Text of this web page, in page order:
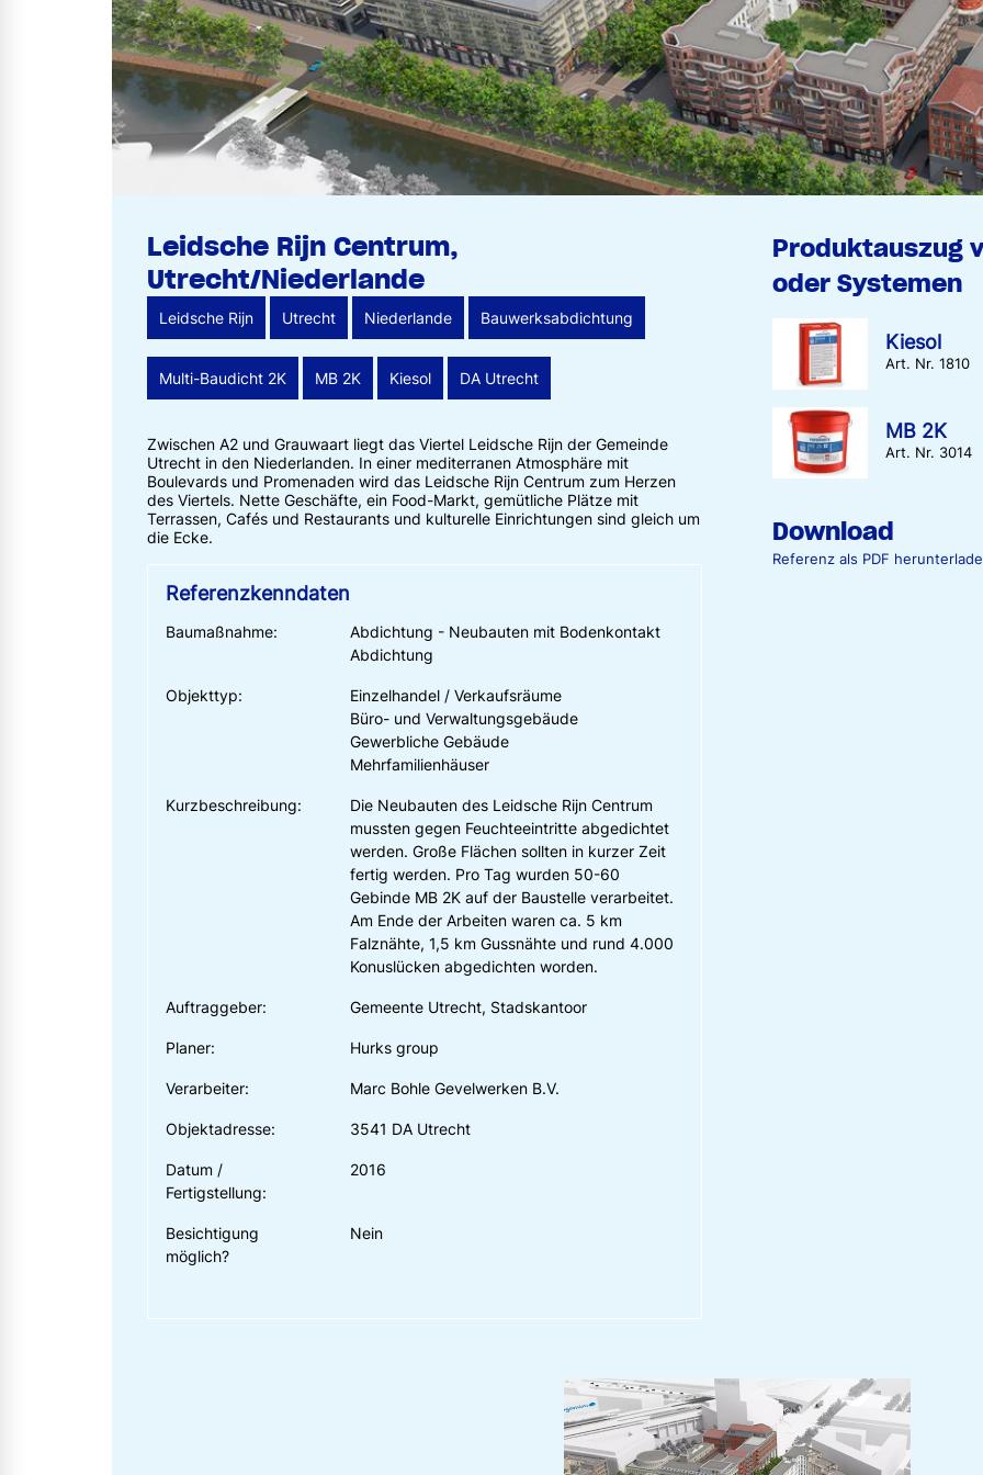
Leidsche Rijn Centrum,
Utrecht/Niederlande
Leidsche Rijn Utrecht Niederlande Bauwerksabdichtung
Multi-Baudicht 2K MB 2K Kiesol DA Utrecht
Zwischen A2 und Grauwaart liegt das Viertel Leidsche Rijn der Gemeinde
Utrecht in den Niederlanden. In einer mediterranen Atmosphäre mit
Boulevards und Promenaden wird das Leidsche Rijn Centrum zum Herzen
des Viertels. Nette Geschäfte, ein Food-Markt, gemütliche Plätze mit
Terrassen, Cafés und Restaurants und kulturelle Einrichtungen sind gleich um
die Ecke.
Referenzkenndaten
Baumaßnahme:
Abdichtung - Neubauten mit Bodenkontakt
Abdichtung
Objekttyp:
Einzelhandel / Verkaufsräume
Büro- und Verwaltungsgebäude
Gewerbliche Gebäude
Mehrfamilienhäuser
Kurzbeschreibung:
Die Neubauten des Leidsche Rijn Centrum
mussten gegen Feuchteeintritte abgedichtet
werden. Große Flächen sollten in kurzer Zeit
fertig werden. Pro Tag wurden 50-60
Gebinde MB 2K auf der Baustelle verarbeitet.
Am Ende der Arbeiten waren ca. 5 km
Falznähte, 1,5 km Gussnähte und rund 4.000
Konuslücken abgedichten worden.
Auftraggeber: Gemeente Utrecht, Stadskantoor
Planer: Hurks group
Verarbeiter: Marc Bohle Gevelwerken B.V.
Objektadresse: 3541 DA Utrecht
Datum /
Fertigstellung:
2016
Besichtigung
möglich?
Nein
Produktauszug
oder Systemen
Kiesol
Art. Nr. 1810
MB 2K
Art. Nr. 3014
Download
Referenz als PDF